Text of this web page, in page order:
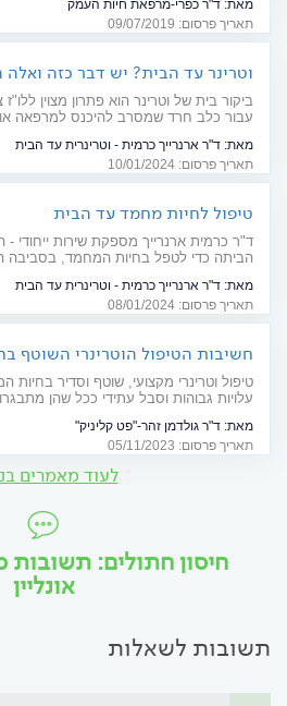
משמעותי לבריאות חברינו הטובים ביותר
מאת: ד"ר כפרי-מרפאת חיות העמק
תאריך פרסום: 09/07/2019
וטרינר עד הבית? יש דבר כזה ואלה
ביקור בית של וטרינר הוא פתרון מצוין
עבור כלב חרד שמסרב להיכנס למרפאה
מאת: ד"ר ארנרייך כרמית - וטרינרית עד הבית
תאריך פרסום: 10/01/2024
טיפול לחיות מחמד עד הבית
ד"ר כרמית ארנרייך מספקת שירות ייחודי -
הביתה כדי לטפל בחיות המחמד, בסביבה
מאת: ד"ר ארנרייך כרמית - וטרינרית עד הבית
תאריך פרסום: 08/01/2024
חשיבות הטיפול הוטרינרי השוטף
טיפול וטרינרי מקצועי, שוטף וסדיר בחיות
עלויות גבוהות וסבל עתידי ככל שהן
מאת: ד"ר גולדמן זהר-"פט קליניק"
תאריך פרסום: 05/11/2023
לעוד מאמרים
חיסון חתולים: תשובות
אונליין
תשובות לשאלות